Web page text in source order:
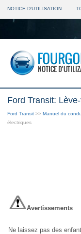
NOTICE D'UTILISATION
Ford Transit:
Ford Transit >> Manuel du
électriques
Avertissements
Ne laissez pas des